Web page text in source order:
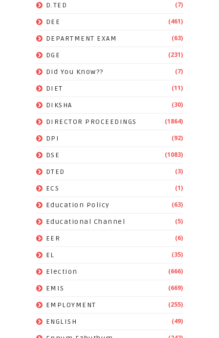
D.TED (7)
DEE (461)
DEPARTMENT EXAM (63)
DGE (231)
Did You Know?? (7)
DIET (11)
DIKSHA (30)
DIRECTOR PROCEEDINGS (1864)
DPI (92)
DSE (1083)
DTED (3)
ECS (1)
Education Policy (63)
Educational Channel (5)
EER (6)
EL (35)
Election (666)
EMIS (669)
EMPLOYMENT (255)
ENGLISH (49)